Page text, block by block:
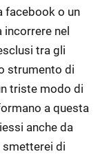
facebook o un
nel
tra gli
strumento di
triste modo di
a questa
anche da
di